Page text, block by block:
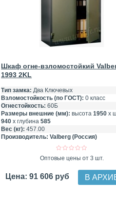
Шкаф огне-взломостойкий
1993 2KL
Тип замка: Два Ключевых
Взломостойкость (по ГОСТ): 0 класс
Огнестойкость: 60Б
Размеры внешние (мм): высота1950 х
940 х глубина585
Вес (кг): 457.00
Производитель:Valberg (Россия)
Оптовые цены от 3 шт.
Цена: 91 606 руб В